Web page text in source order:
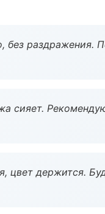
раздражения.
сияет.
цвет держится.